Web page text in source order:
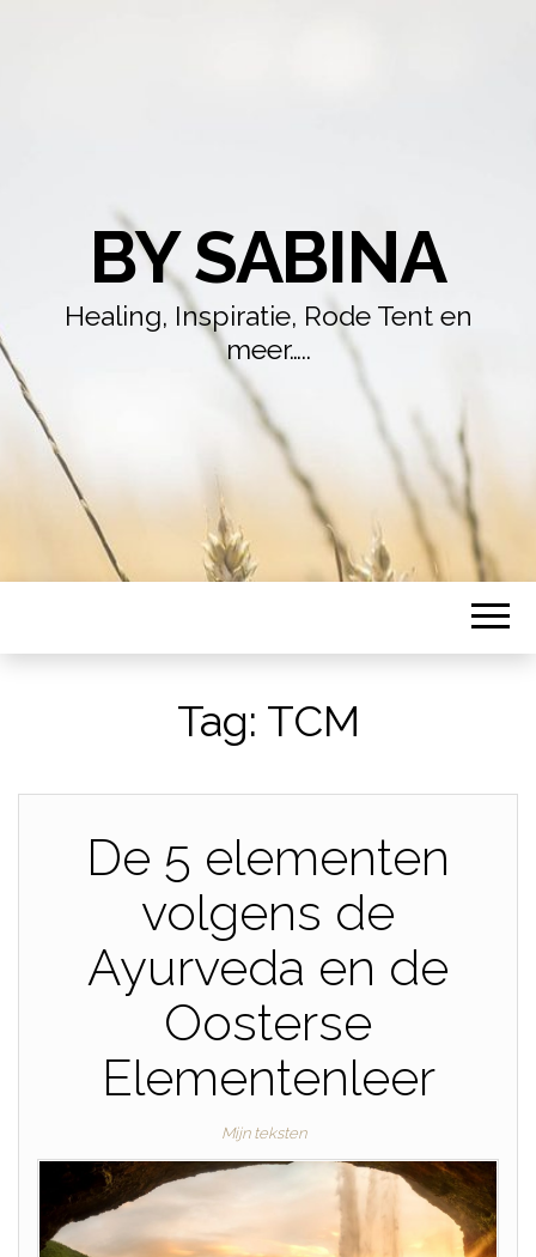
BY SABINA
Healing, Inspiratie, Rode Tent en
meer…..
Tag: TCM
De 5 elementen
volgens de
Ayurveda en de
Oosterse
Elementenleer
Mijn teksten